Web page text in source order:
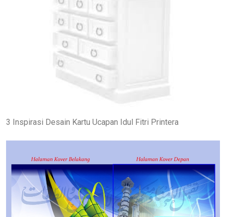
3 Inspirasi Desain Kartu Ucapan Idul Fitri Printera